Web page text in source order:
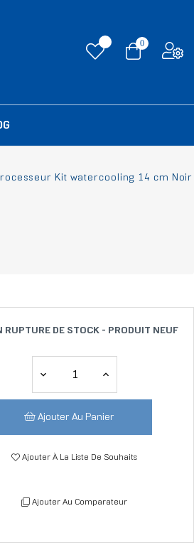
0
Kit watercooling 14 cm Noir
RUPTURE DE STOCK - PRODUIT NEUF
Ajouter Au Panier
Ajouter À La Liste De Souhaits
Ajouter Au Comparateur